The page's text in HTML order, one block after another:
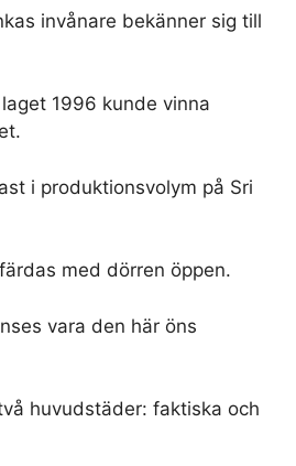
invånare bekänner sig till
1996 kunde vinna
i produktionsvolym på Sri
med dörren öppen.
vara den här öns
huvudstäder: faktiska och